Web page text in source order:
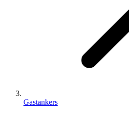
Gastankers